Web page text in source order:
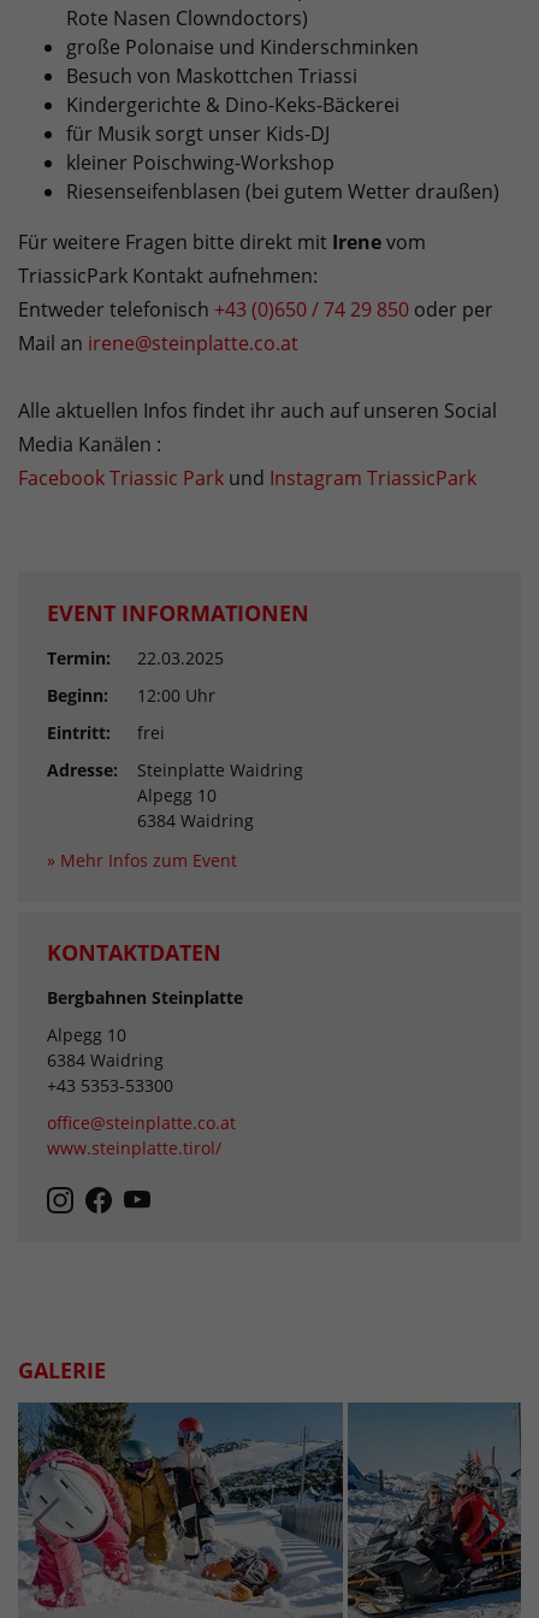
Rote Nasen Clowndoctors)
große Polonaise und Kinderschminken
Besuch von Maskottchen Triassi
Kindergerichte & Dino-Keks-Bäckerei
für Musik sorgt unser Kids-DJ
kleiner Poischwing-Workshop
Riesenseifenblasen (bei gutem Wetter draußen)
Für weitere Fragen bitte direkt mit Irenevom
TriassicPark Kontakt aufnehmen:
Entweder telefonisch +43 (0)650 / 74 29 850 oder per
Mail an irene@steinplatte.co.at
Alle aktuellen Infos findet ihr auch auf unseren Social
Media Kanälen :
Facebook Triassic Park und Instagram TriassicPark
EVENT INFORMATIONEN
Termin:
22.03.2025
Beginn:
12:00 Uhr
Eintritt:
frei
Adresse:
Steinplatte Waidring
Alpegg 10
6384 Waidring
» Mehr Infos zum Event
KONTAKTDATEN
Bergbahnen Steinplatte
Alpegg 10
6384 Waidring
+43 5353-53300
office@steinplatte.co.at
www.steinplatte.tirol/
GALERIE